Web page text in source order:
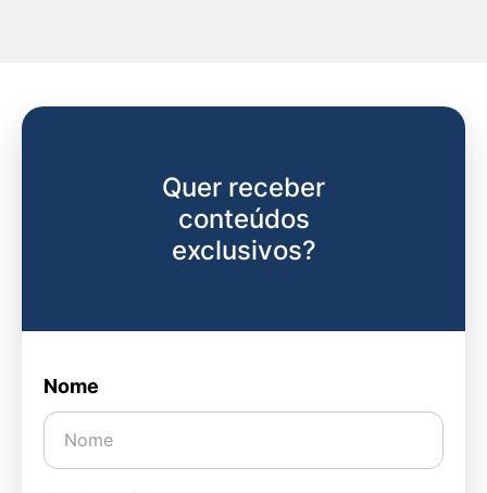
Nome
Quer receber
conteúdos
exclusivos?